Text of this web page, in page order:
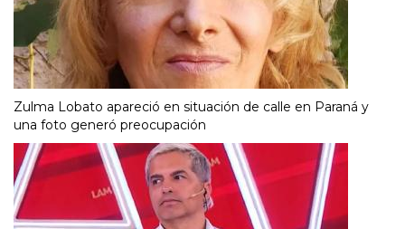
Zulma Lobato apareció en situación de calle en Paraná y
una foto generó preocupación